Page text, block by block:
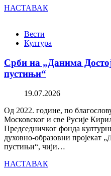
НАСТАВАК
Вести
Култура
Срби на „Данима
пустињи“
19.07.2026
Од 2022. године, по
Московског и све Русије
Председничког фонда
духовно-образовни пројекат
пустињи“, чији…
НАСТАВАК